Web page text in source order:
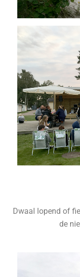
Dwaal lopend of
de